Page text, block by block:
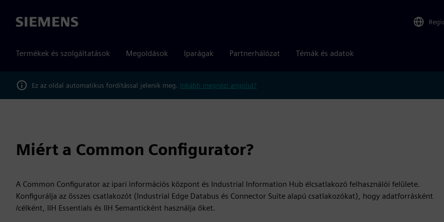
Siemens
Termékek és szolgáltatások Megoldások Iparágak Partnerhálózat Témák és adatok
Ez az oldal automatikus fordítással jelenik meg. Inkább megnézi angolul?
Miért a Common Configurator?
A Common Configurator az ipari információs központ és Industrial Information Hub élcsatlakozó felhasználói felülete.
Konfigurálja az összes csatlakozót (Industrial Edge Databus és Connector Suite alapú csatlakozókat), hogy adatforrásként
/célként, IIH Essentials és IIH Semanticként használja őket.